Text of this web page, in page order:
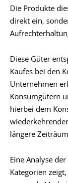
Die Produkte
direkt ein,
Diese Güter
Kaufes bei den
Unternehmen
Konsumgütern
hierbei dem
längere
Eine Analyse
Kategorien